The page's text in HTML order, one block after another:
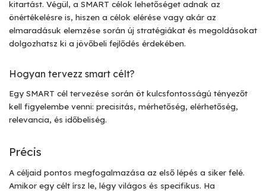
kitartást. Végül, a SMART célok lehetőséget adnak az
önértékelésre is, hiszen a célok elérése vagy akár az
elmaradásuk elemzése során új stratégiákat és megoldásokat
dolgozhatsz ki a jövőbeli fejlődés érdekében.
Hogyan tervezz smart célt?
Egy SMART cél tervezése során öt kulcsfontosságú tényezőt
kell figyelembe venni: precisitás, mérhetőség, elérhetőség,
relevancia, és időbeliség.
Précis
A céljaid pontos megfogalmazása az első lépés a siker felé.
Amikor egy célt írsz le, légy világos és specifikus. Ha